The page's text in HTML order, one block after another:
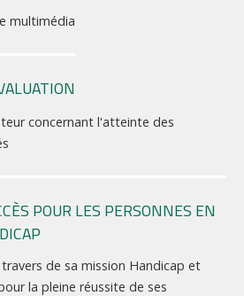
multimédia
concernant l'atteinte des
POUR LES PERSONNES EN
de sa mission Handicap et
la pleine réussite de ses